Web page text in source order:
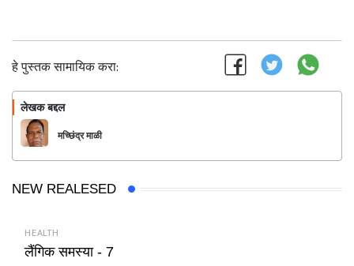
हे पुस्तक सामायिक करा:
लेखक बद्दल
मच्छिंद्र माळी
NEW REALESED
HEALTH
लैंगिक समस्या - 7